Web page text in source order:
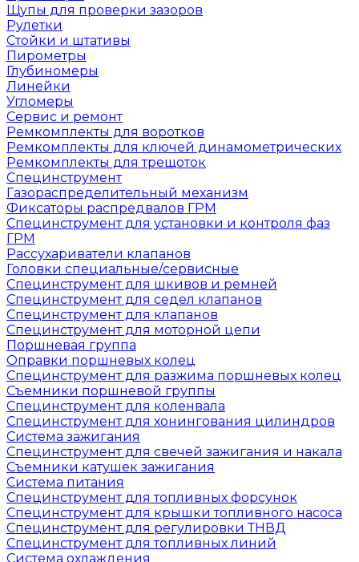
Щупы для проверки зазоров
Рулетки
Стойки и штативы
Пирометры
Глубиномеры
Линейки
Угломеры
Сервис и ремонт
Ремкомплекты для воротков
Ремкомплекты для ключей динамометрических
Ремкомплекты для трещоток
Специнструмент
Газораспределительный механизм
Фиксаторы распредвалов ГРМ
Специнструмент для установки и контроля фаз
ГРМ
Рассухариватели клапанов
Головки специальные/сервисные
Специнструмент для шкивов и ремней
Специнструмент для седел клапанов
Специнструмент для клапанов
Специнструмент для моторной цепи
Поршневая группа
Оправки поршневых колец
Специнструмент для разжима поршневых колец
Съемники поршневой группы
Специнструмент для коленвала
Специнструмент для хонингования цилиндров
Система зажигания
Специнструмент для свечей зажигания и накала
Съемники катушек зажигания
Система питания
Специнструмент для топливных форсунок
Специнструмент для крышки топливного насоса
Специнструмент для регулировки ТНВД
Специнструмент для топливных линий
Система охлаждения